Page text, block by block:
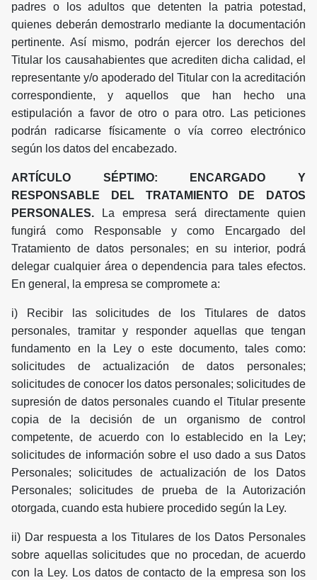
padres o los adultos que detenten la patria potestad,
quienes deberán demostrarlo mediante la documentación
pertinente. Así mismo, podrán ejercer los derechos del
Titular los causahabientes que acrediten dicha calidad, el
representante y/o apoderado del Titular con la acreditación
correspondiente, y aquellos que han hecho una
estipulación a favor de otro o para otro. Las peticiones
podrán radicarse físicamente o vía correo electrónico
según los datos del encabezado.
ARTÍCULO SÉPTIMO: ENCARGADO Y
RESPONSABLE DEL TRATAMIENTO DE DATOS
PERSONALES. La empresa será directamente quien
fungirá como Responsable y como Encargado del
Tratamiento de datos personales; en su interior, podrá
delegar cualquier área o dependencia para tales efectos.
En general, la empresa se compromete a:
i) Recibir las solicitudes de los Titulares de datos
personales, tramitar y responder aquellas que tengan
fundamento en la Ley o este documento, tales como:
solicitudes de actualización de datos personales;
solicitudes de conocer los datos personales; solicitudes de
supresión de datos personales cuando el Titular presente
copia de la decisión de un organismo de control
competente, de acuerdo con lo establecido en la Ley;
solicitudes de información sobre el uso dado a sus Datos
Personales; solicitudes de actualización de los Datos
Personales; solicitudes de prueba de la Autorización
otorgada, cuando esta hubiere procedido según la Ley.
ii) Dar respuesta a los Titulares de los Datos Personales
sobre aquellas solicitudes que no procedan, de acuerdo
con la Ley. Los datos de contacto de la empresa son los